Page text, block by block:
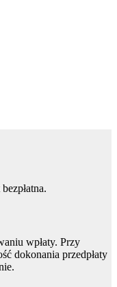
wpłaty. Przy
dokonania przedpłaty